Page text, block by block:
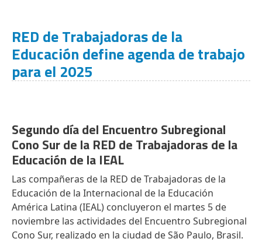
RED de Trabajadoras de la
Educación define agenda de trabajo
para el 2025
Segundo día del Encuentro Subregional
Cono Sur de la RED de Trabajadoras de la
Educación de la IEAL
Las compañeras de la RED de Trabajadoras de la
Educación de la Internacional de la Educación
América Latina (IEAL) concluyeron el martes 5 de
noviembre las actividades del Encuentro Subregional
Cono Sur, realizado en la ciudad de São Paulo, Brasil.